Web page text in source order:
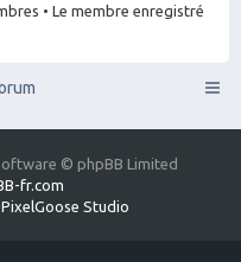
• Le membre enregistré
© phpBB Limited
fr.com
PixelGoose Studio